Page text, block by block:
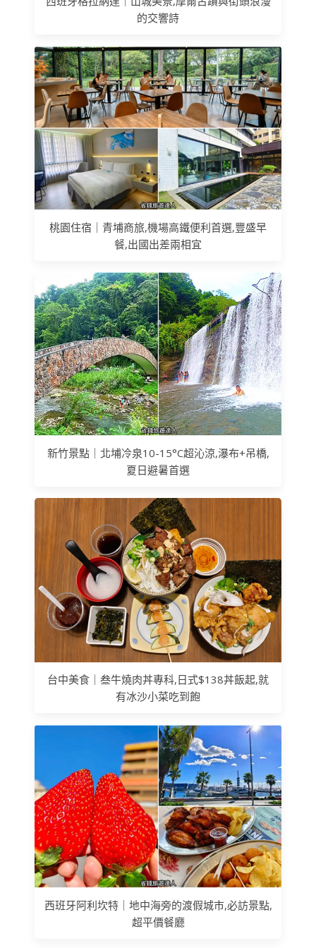
的交響詩
桃園住宿｜青埔商旅,機場高鐵便利首選,豐盛早
餐,出國出差兩相宜
新竹景點｜北埔冷泉10-15°C超沁涼,瀑布+吊橋,
夏日避暑首選
台中美食｜叁牛燒肉丼專科,日式$138丼飯起,就
有冰沙小菜吃到飽
西班牙阿利坎特｜地中海旁的渡假城市,必訪景點,
超平價餐廳